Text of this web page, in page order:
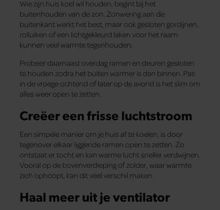
Wie zijn huis koel wil houden, begint bij het
buitenhouden van de zon. Zonwering aan de
buitenkant werkt het best, maar ook gesloten gordijnen,
rolluiken of een lichtgekleurd laken voor het raam
kunnen veel warmte tegenhouden.
Probeer daarnaast overdag ramen en deuren gesloten
te houden zodra het buiten warmer is dan binnen. Pas
in de vroege ochtend of later op de avond is het slim om
alles weer open te zetten.
Creëer een frisse luchtstroom
Een simpele manier om je huis af te koelen, is door
tegenover elkaar liggende ramen open te zetten. Zo
ontstaat er tocht en kan warme lucht sneller verdwijnen.
Vooral op de bovenverdieping of zolder, waar warmte
zich ophoopt, kan dit veel verschil maken.
Haal meer uit je ventilator